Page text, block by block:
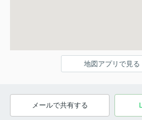
地図アプリで見る
メールで共有する